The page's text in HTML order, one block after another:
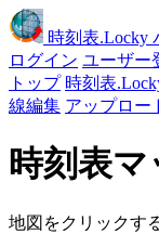
時刻表.Locky
ログイン ユーザー
トップ 時刻表
線編集 アップロー
時刻表マ
地図をクリックす